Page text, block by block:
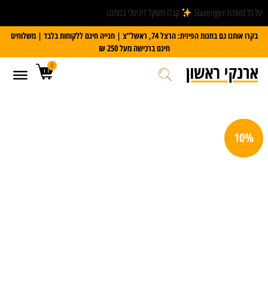
על כל מזוודת Slazenger
קבלו משקל דיגיטלי במתנה
בקרו אותנו גם בחנות הפיזית: הרצל 74, ראשל”צ | חנייה חינם ללקוחות בלבד | משלוחים
חינם ברכישה מעל 250 ₪
0
10%